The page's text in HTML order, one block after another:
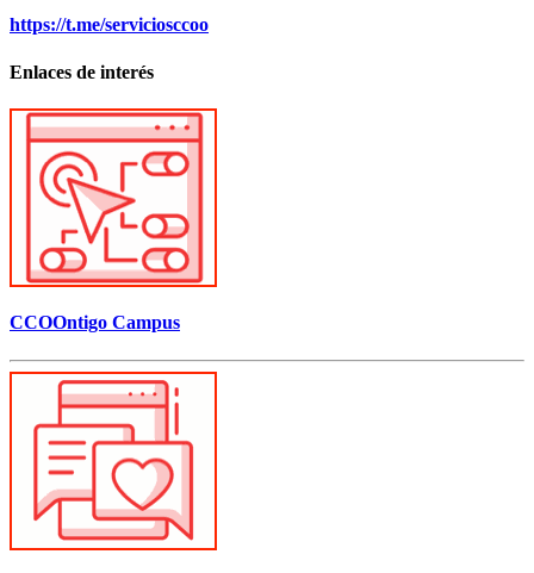
https://t.me/serviciosccoo
Enlaces de interés
CCOOntigo Campus